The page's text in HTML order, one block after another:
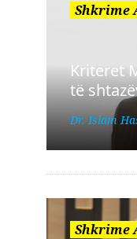
Shkrime
Kriteret
të
Dr. Islam
Shkrime